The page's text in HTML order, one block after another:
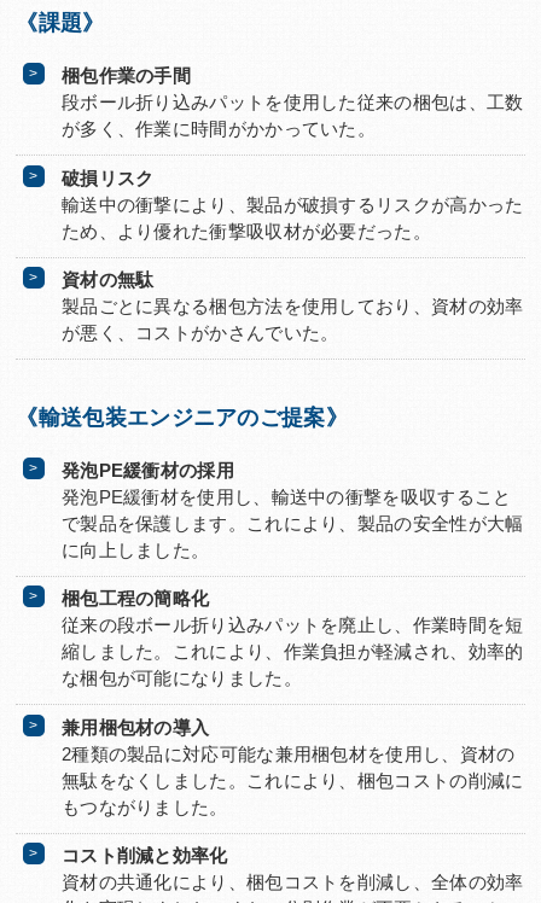
《課題》
梱包作業の手間
段ボール折り込みパットを使用した従来の梱包は、工数
が多く、作業に時間がかかっていた。
破損リスク
輸送中の衝撃により、製品が破損するリスクが高かった
ため、より優れた衝撃吸収材が必要だった。
資材の無駄
製品ごとに異なる梱包方法を使用しており、資材の効率
が悪く、コストがかさんでいた。
《輸送包装エンジニアのご提案》
発泡PE緩衝材の採用
発泡PE緩衝材を使用し、輸送中の衝撃を吸収すること
で製品を保護します。これにより、製品の安全性が大幅
に向上しました。
梱包工程の簡略化
従来の段ボール折り込みパットを廃止し、作業時間を短
縮しました。これにより、作業負担が軽減され、効率的
な梱包が可能になりました。
兼用梱包材の導入
2種類の製品に対応可能な兼用梱包材を使用し、資材の
無駄をなくしました。これにより、梱包コストの削減に
もつながりました。
コスト削減と効率化
資材の共通化により、梱包コストを削減し、全体の効率